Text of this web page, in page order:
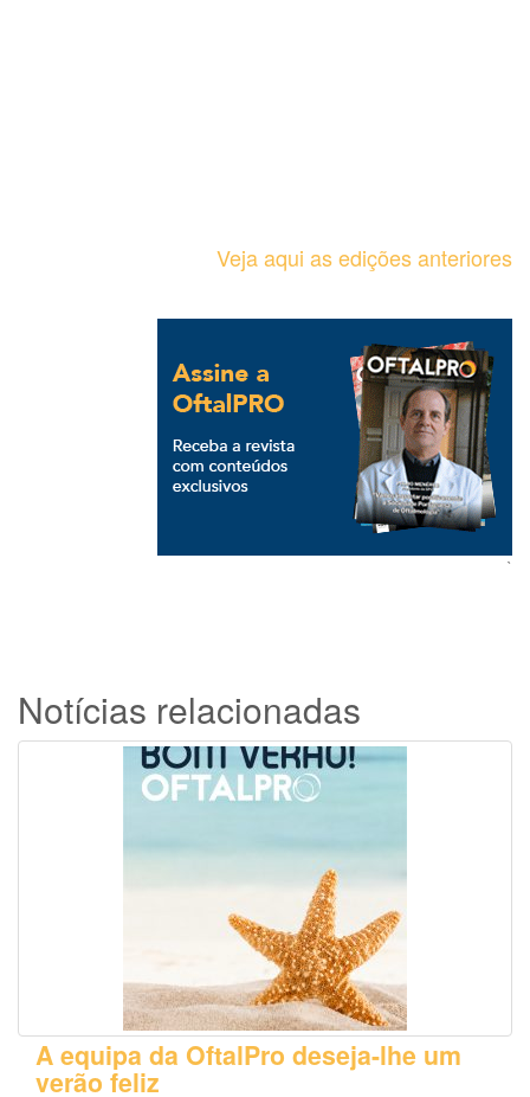
Veja aqui as edições anteriores
`
Notícias relacionadas
A equipa da OftalPro deseja-lhe um
verão feliz